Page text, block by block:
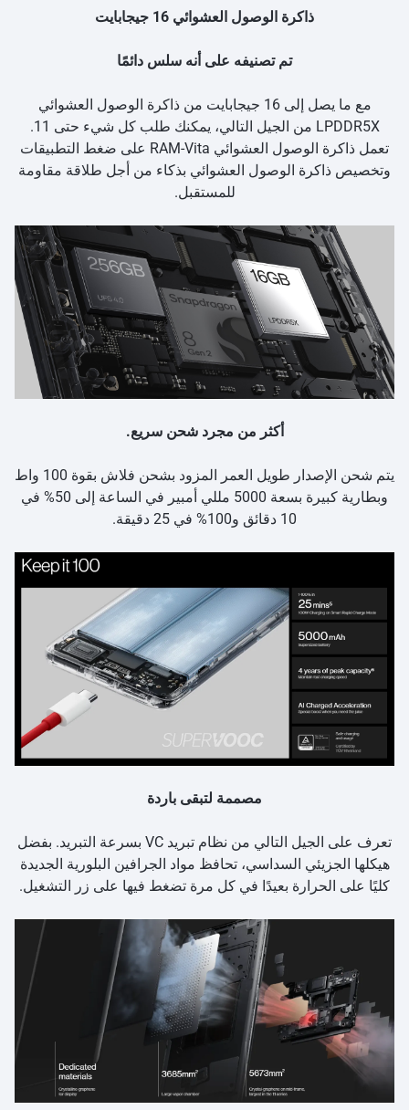
ذاكرة الوصول العشوائي 16 جيجابايت
تم تصنيفه على أنه سلس دائمًا
مع ما يصل إلى 16 جيجابايت من ذاكرة الوصول العشوائي
LPDDR5X من الجيل التالي، يمكنك طلب كل شيء حتى 11.
تعمل ذاكرة الوصول العشوائي RAM-Vita على ضغط التطبيقات
وتخصيص ذاكرة الوصول العشوائي بذكاء من أجل طلاقة مقاومة
للمستقبل.
أكثر من مجرد شحن سريع.
يتم شحن الإصدار طويل العمر المزود بشحن فلاش بقوة 100 واط
وبطارية كبيرة بسعة 5000 مللي أمبير في الساعة إلى 50% في
10 دقائق و100% في 25 دقيقة.
مصممة لتبقى باردة
تعرف على الجيل التالي من نظام تبريد VC بسرعة التبريد. بفضل
هيكلها الجزيئي السداسي، تحافظ مواد الجرافين البلورية الجديدة
كليًا على الحرارة بعيدًا في كل مرة تضغط فيها على زر التشغيل.